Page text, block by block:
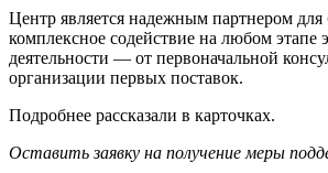
Центр является надежным партнером для
комплексное содействие на любом этапе
деятельности — от первоначальной
организации первых поставок.
Подробнее рассказали в карточках.
Оставить заявку на получение меры